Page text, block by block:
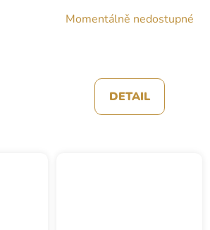
Momentálně nedostupné
DETAIL